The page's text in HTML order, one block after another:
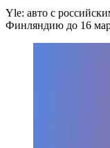
Yle: авто с
Финляндию до 16